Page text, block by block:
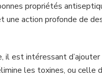
propriétés
action profonde de
il est intéressant d’ajouter
les toxines, ou celle